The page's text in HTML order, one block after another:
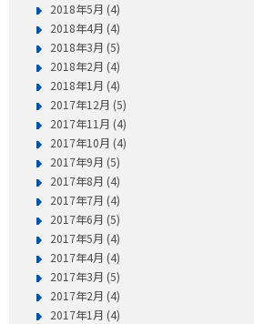
2018年5月 (4)
2018年4月 (4)
2018年3月 (5)
2018年2月 (4)
2018年1月 (4)
2017年12月 (5)
2017年11月 (4)
2017年10月 (4)
2017年9月 (5)
2017年8月 (4)
2017年7月 (4)
2017年6月 (5)
2017年5月 (4)
2017年4月 (4)
2017年3月 (5)
2017年2月 (4)
2017年1月 (4)